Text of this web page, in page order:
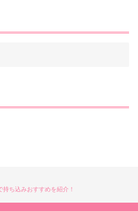
ち込みおすすめを紹介！